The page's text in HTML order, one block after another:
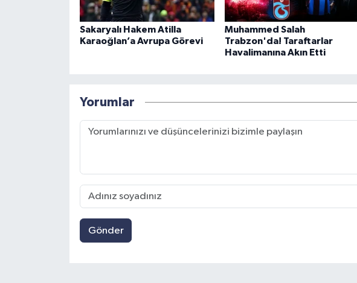
Sakaryalı Hakem Atilla
Karaoğlan’a Avrupa Görevi
Muhammed Salah
Trabzon'da! Taraftarlar
Havalimanına Akın Etti
Yorumlar
Gönder